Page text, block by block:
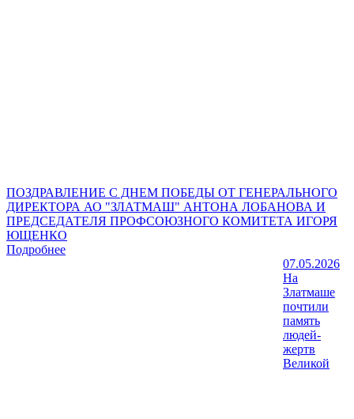
ПОЗДРАВЛЕНИЕ С ДНЕМ ПОБЕДЫ ОТ ГЕНЕРАЛЬНОГО
ДИРЕКТОРА АО "ЗЛАТМАШ" АНТОНА ЛОБАНОВА И
ПРЕДСЕДАТЕЛЯ ПРОФСОЮЗНОГО КОМИТЕТА ИГОРЯ
ЮЩЕНКО
Подробнее
07.05.2026
На
Златмаше
почтили
память
людей-
жертв
Великой